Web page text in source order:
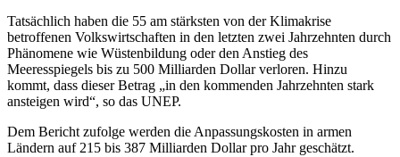
Tatsächlich haben die 55 am stärksten von der Klimakrise
betroffenen Volkswirtschaften in den letzten zwei Jahrzehnten durch
Phänomene wie Wüstenbildung oder den Anstieg des
Meeresspiegels bis zu 500 Milliarden Dollar verloren. Hinzu
kommt, dass dieser Betrag „in den kommenden Jahrzehnten stark
ansteigen wird“, so das UNEP.
Dem Bericht zufolge werden die Anpassungskosten in armen
Ländern auf 215 bis 387 Milliarden Dollar pro Jahr geschätzt.